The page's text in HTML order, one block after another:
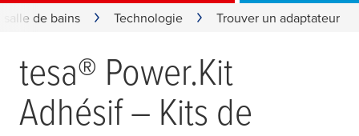
de bains Technologie Trouver un adaptateur
tesa® Power.Kit
Adhésif – Kits de